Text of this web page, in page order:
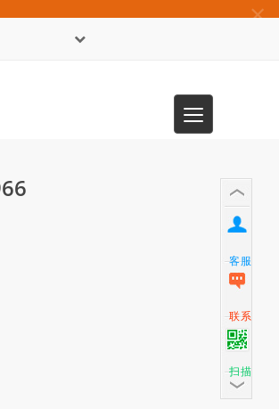
×
Toggle
navigation
客服
联系
扫描